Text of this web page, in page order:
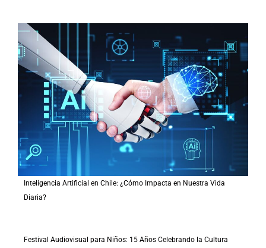
Inteligencia Artificial en Chile: ¿Cómo Impacta en Nuestra Vida
Diaria?
Festival Audiovisual para Niños: 15 Años Celebrando la Cultura